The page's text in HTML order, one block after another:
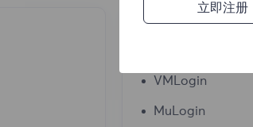
VMLogin
MuLogin
立即注册